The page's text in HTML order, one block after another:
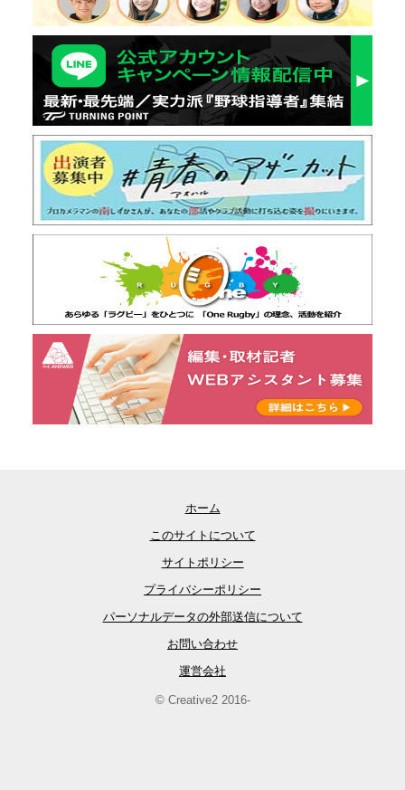
ホーム
このサイトについて
サイトポリシー
プライバシーポリシー
パーソナルデータの外部送信について
お問い合わせ
運営会社
© Creative2 2016-